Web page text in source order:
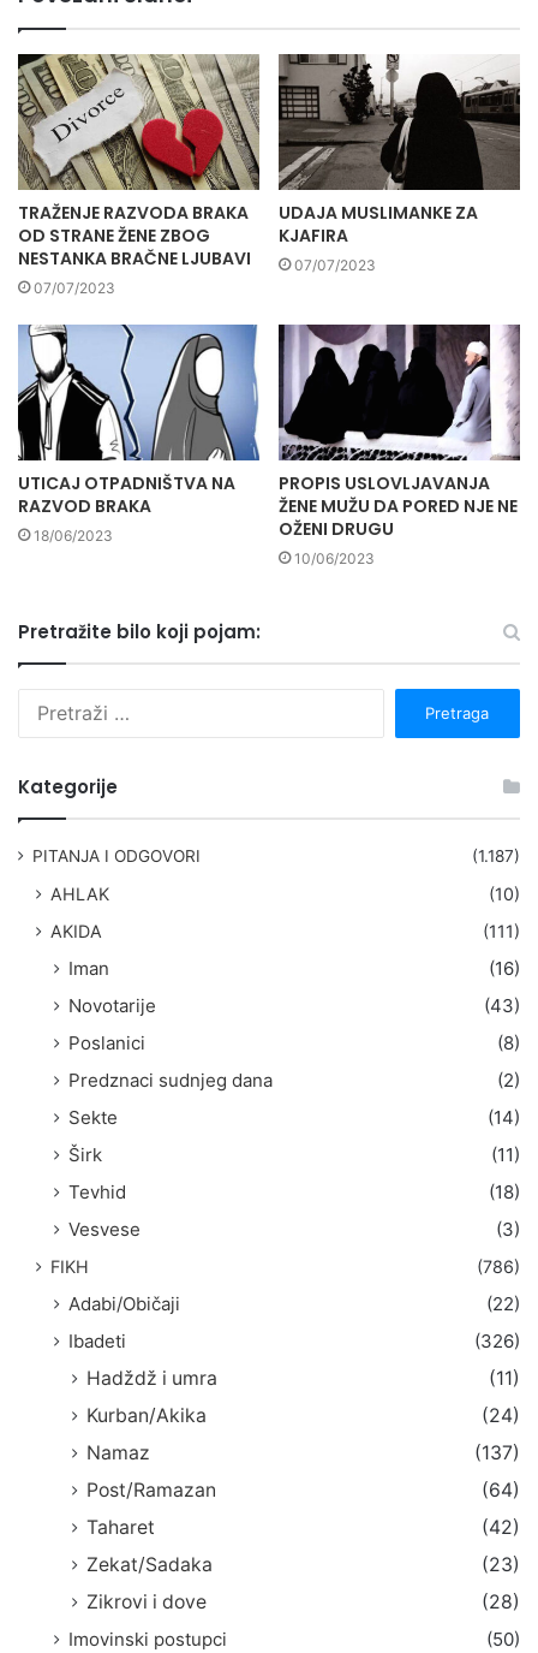
TRAŽENJE RAZVODA BRAKA
OD STRANE ŽENE ZBOG
NESTANKA BRAČNE LJUBAVI
07/07/2023
UDAJA MUSLIMANKE ZA
KJAFIRA
07/07/2023
UTICAJ OTPADNIŠTVA NA
RAZVOD BRAKA
18/06/2023
PROPIS USLOVLJAVANJA
ŽENE MUŽU DA PORED NJE NE
OŽENI DRUGU
10/06/2023
Pretražite bilo koji pojam:
Kategorije
PITANJA I ODGOVORI (1.187)
AHLAK
(10)
AKIDA
(111)
Iman
(16)
Novotarije
(43)
Poslanici
(8)
Predznaci sudnjeg dana
(2)
Sekte
(14)
Širk
(11)
Tevhid
(18)
Vesvese
(3)
FIKH (786)
Adabi/Običaji
(22)
Ibadeti
(326)
Hadždž i umra
(11)
Kurban/Akika
(24)
Namaz
(137)
Post/Ramazan
(64)
Taharet
(42)
Zekat/Sadaka
(23)
Zikrovi i dove
(28)
Imovinski postupci
(50)